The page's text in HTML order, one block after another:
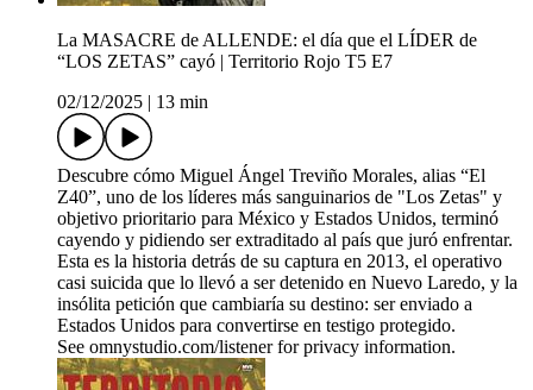
La MASACRE de ALLENDE: el día que el LÍDER de
“LOS ZETAS” cayó | Territorio Rojo T5 E7
02/12/2025
13 min
Descubre cómo Miguel Ángel Treviño Morales, alias “El
Z40”, uno de los líderes más sanguinarios de "Los Zetas" y
objetivo prioritario para México y Estados Unidos, terminó
cayendo y pidiendo ser extraditado al país que juró enfrentar.
Esta es la historia detrás de su captura en 2013, el operativo
casi suicida que lo llevó a ser detenido en Nuevo Laredo, y la
insólita petición que cambiaría su destino: ser enviado a
Estados Unidos para convertirse en testigo protegido.
See omnystudio.com/listener for privacy information.